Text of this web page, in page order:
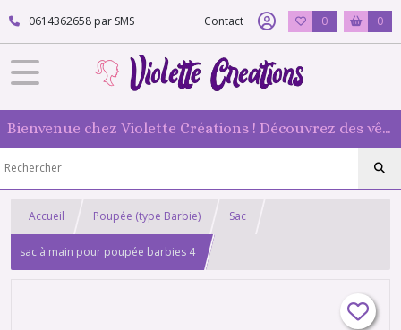
0614362658 par SMS Contact 0 0
Bienvenue chez Violette Créations ! Découvrez des vêtements faits main pour vos poupées mannequin : originaux et 100 % fabriqués en France
Accueil Poupée (type Barbie) Sac
sac à main pour poupée barbies 4